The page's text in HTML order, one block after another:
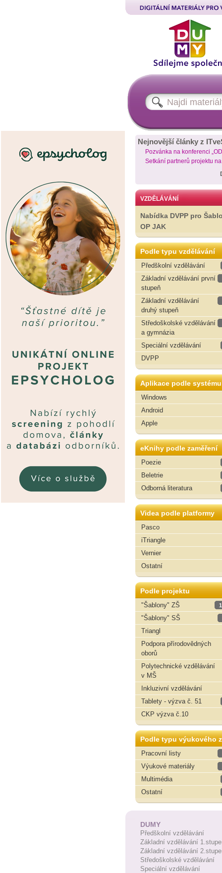
Nejnovější články z
Pozvánka na konferenci
Setkání partnerů projektu
VZDĚLÁVÁNÍ
Nabídka DVPP pro
OP JAK
Podle typu vzdělávání
Předškolní vzdělávání
Základní vzdělávání první
stupeň
Základní vzdělávání
druhý stupeň
Středoškolské vzdělávání
a gymnázia
Speciální vzdělávání
DVPP
Aplikace podle systému
Windows
Android
Apple
eKnihy podle zaměření
Poezie
Beletrie
Odborná literatura
Videa podle platformy
Pasco
iTriangle
Vernier
Ostatní
Podle projektu
"Šablony" ZŠ
"Šablony" SŠ
Triangl
Podpora přírodovědných
oborů
Polytechnické vzdělávání
v MŠ
Inkluzivní vzdělávání
Tablety - výzva č. 51
CKP výzva č.10
Podle typu výukového
Pracovní listy
Výukové materiály
Multimédia
Ostatní
DUMY
Předškolní vzdělávání
Základní vzdělávání
Základní vzdělávání
Středoškolské vzdělávání
Speciální vzdělávání